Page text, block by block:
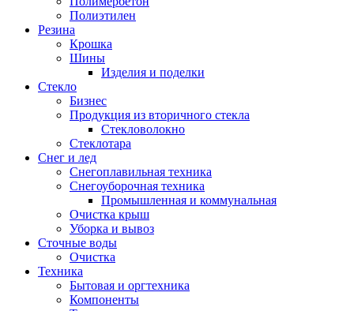
Полиэтилен
Резина
Крошка
Шины
Изделия и поделки
Стекло
Бизнес
Продукция из вторичного стекла
Стекловолокно
Стеклотара
Снег и лед
Снегоплавильная техника
Снегоуборочная техника
Промышленная и коммунальная
Очистка крыш
Уборка и вывоз
Сточные воды
Очистка
Техника
Бытовая и оргтехника
Компоненты